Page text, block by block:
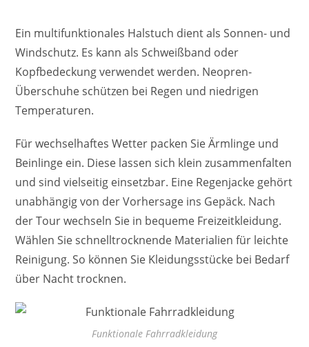
Ein multifunktionales Halstuch dient als Sonnen- und
Windschutz. Es kann als Schweißband oder
Kopfbedeckung verwendet werden. Neopren-
Überschuhe schützen bei Regen und niedrigen
Temperaturen.
Für wechselhaftes Wetter packen Sie Ärmlinge und
Beinlinge ein. Diese lassen sich klein zusammenfalten
und sind vielseitig einsetzbar. Eine Regenjacke gehört
unabhängig von der Vorhersage ins Gepäck. Nach
der Tour wechseln Sie in bequeme Freizeitkleidung.
Wählen Sie schnelltrocknende Materialien für leichte
Reinigung. So können Sie Kleidungsstücke bei Bedarf
über Nacht trocknen.
Funktionale Fahrradkleidung